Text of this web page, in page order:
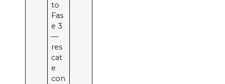
to
Fas
e 3
—
res
cat
e
con